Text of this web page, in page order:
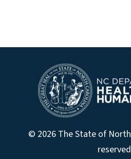
© 2026 The State of